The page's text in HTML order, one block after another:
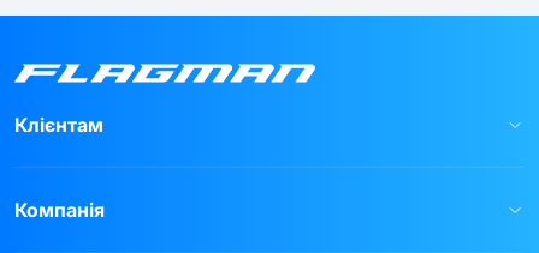
Клієнтам
Компанія